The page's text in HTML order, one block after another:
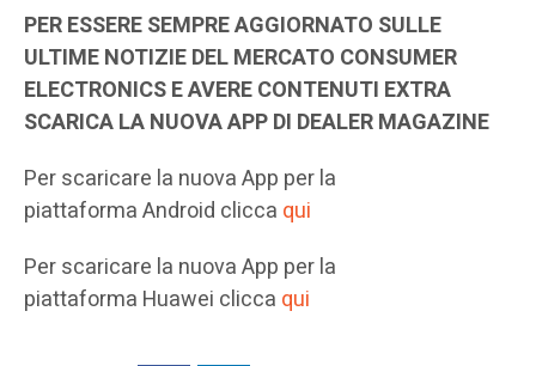
PER ESSERE SEMPRE AGGIORNATO SULLE
ULTIME NOTIZIE DEL MERCATO CONSUMER
ELECTRONICS E AVERE CONTENUTI EXTRA
SCARICA LA NUOVA APP DI DEALER MAGAZINE
Per scaricare la nuova App per la
piattaforma Android clicca qui
Per scaricare la nuova App per la
piattaforma Huawei clicca qui